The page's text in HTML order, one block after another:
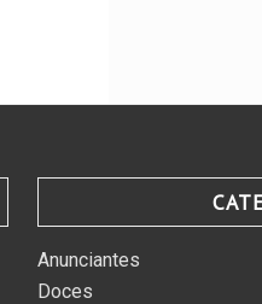
Anunciantes
Doces